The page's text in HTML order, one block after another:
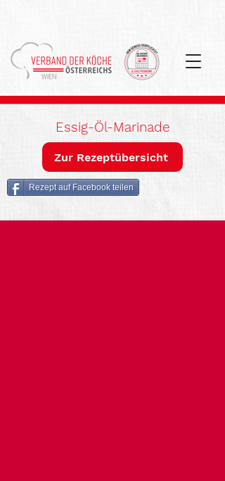
Essig-Öl-Marinade
Zur Rezeptübersicht
Rezept auf Facebook teilen